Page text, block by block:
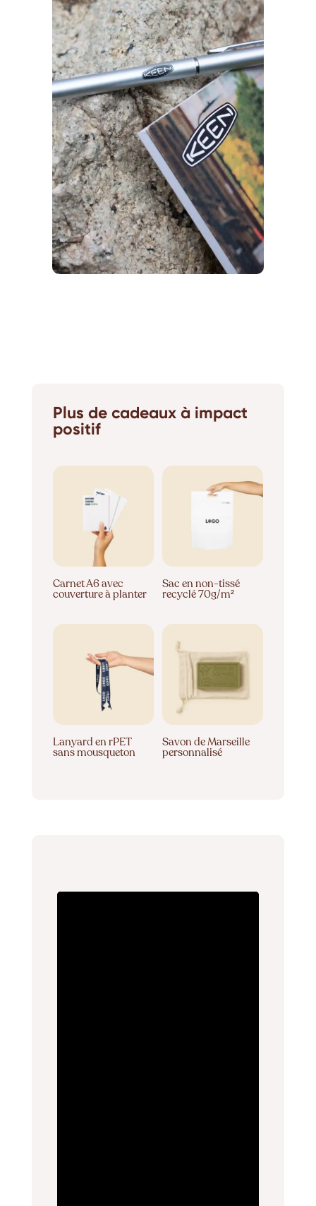
Plus de cadeaux à impact
positif
Carnet A6 avec
couverture à planter
Sac en non-tissé
recyclé 70g/m²
Lanyard en rPET
sans mousqueton
Savon de Marseille
personnalisé